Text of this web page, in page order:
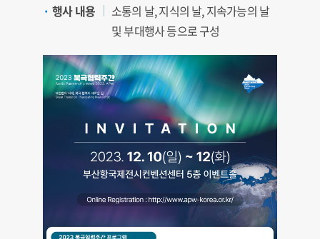
행사 내용
소통의 날, 지식의 날, 지속가능의 날
및 부대행사 등으로 구성